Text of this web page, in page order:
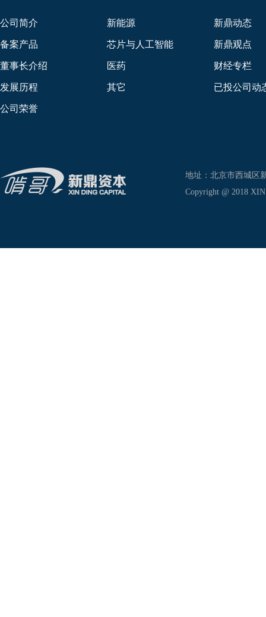
公司简介
备案产品
董事长介绍
发展历程
公司荣誉
新能源
芯片与人工智能
医药
其它
新鼎动态
新鼎观点
财经专栏
已投公司动
地址：北京市西城区
Copyright @ 2018